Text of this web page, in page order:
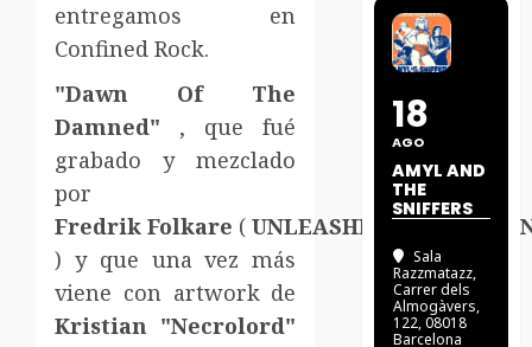
entregamos en
Confined Rock.
"Dawn Of The
Damned" , que fué
grabado y mezclado
por
Fredrik Folkare ( UNLEASHED ,
) y que una vez más
viene con artwork de
Kristian "Necrolord"
18
AGO
AMYL AND
THE
SNIFFERS
Sala
Razzmatazz,
Carrer dels
Almogàvers,
122, 08018
Barcelona